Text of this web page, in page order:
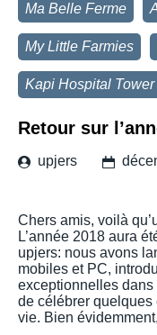
Ma Belle Ferme
My Little Farmies
Kapi Hospital Tower
Retour sur
upjers
Chers amis, voilà
L’année 2018 aura
upjers: nous avons
mobiles et PC,
exceptionnelles dans
de célébrer
vie. Bien